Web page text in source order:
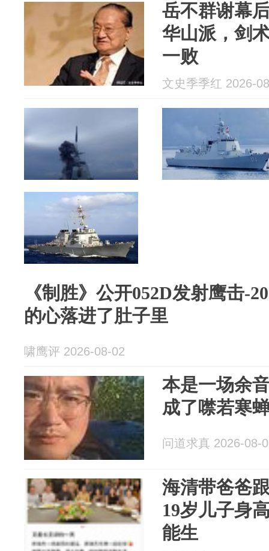
岳不群谢幕
华山派，剑
一败
文史季季红 2026-
《制胜》公开052D发射鹰击-
的心落进了肚子里
啸鹰评 2026-08-02
本是一场余
成了噤若寒
问道求真 2026-08-
海清带爸爸
19岁儿子身
能生